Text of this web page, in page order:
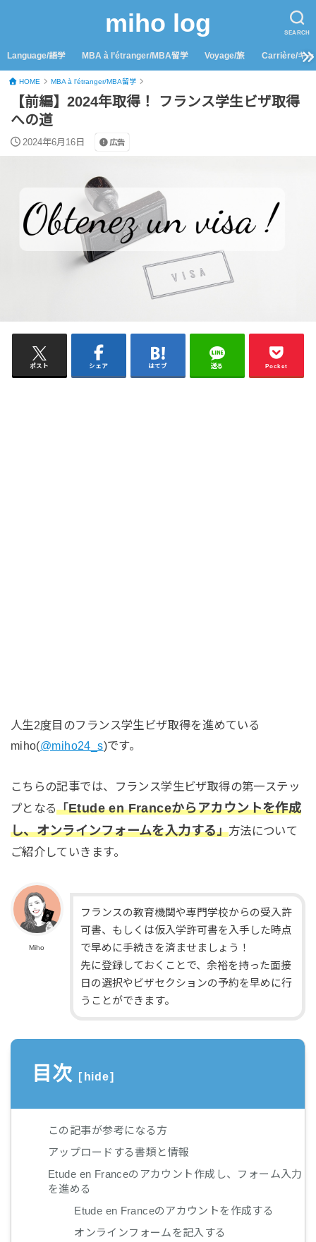
SEARCH
miho log
Language/語学 MBA à l’étranger/MBA留学 Voyage/旅 Carrière/キャ
HOME MBA à l'étranger/MBA留学
【前編】2024年取得！ フランス学生ビザ取得
への道
2024年6月16日 広告
ポスト シェア はてブ 送る Pocket
人生2度目のフランス学生ビザ取得を進めている
miho(@miho24_s)です。
こちらの記事では、フランス学生ビザ取得の第一ステッ
プとなる「Etude en Franceからアカウントを作成
し、オンラインフォームを入力する」方法について
ご紹介していきます。
Miho
フランスの教育機関や専門学校からの受入許
可書、もしくは仮入学許可書を入手した時点
で早めに手続きを済ませましょう！
先に登録しておくことで、余裕を持った面接
日の選択やビザセクションの予約を早めに行
うことができます。
目次 [ hide]
この記事が参考になる方
アップロードする書類と情報
Etude en Franceのアカウント作成し、フォーム入力
を進める
Etude en Franceのアカウントを作成する
オンラインフォームを記入する